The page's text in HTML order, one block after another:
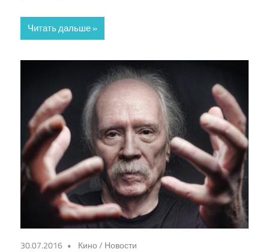
Читать дальше
30.07.2016 Кино/ Новости